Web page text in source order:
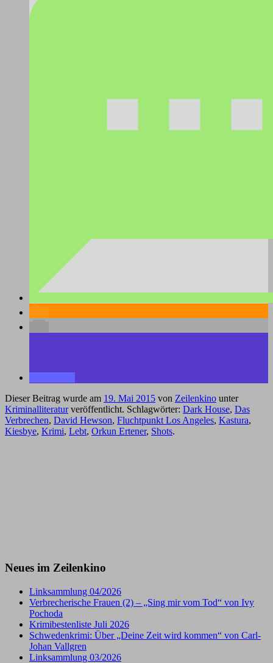
Dieser Beitrag wurde am 19. Mai 2015 von Zeilenkino unter
Kriminalliteraturveröffentlicht. Schlagwörter: Dark House, Das
Verbrechen, David Hewson, Fluchtpunkt Los Angeles, Kastura,
Kiesbye, Krimi, Lebt, Orkun Ertener, Shots.
Neues im Zeilenkino
Linksammlung 04/2026
Verbrecherische Frauen (2) – „Sing mir vom Tod“ von Ivy
Pochoda
Krimibestenliste Juli 2026
Schwedenkrimi: Über „Deine Zeit wird kommen“ von Carl-
Johan Vallgren
Linksammlung 03/2026